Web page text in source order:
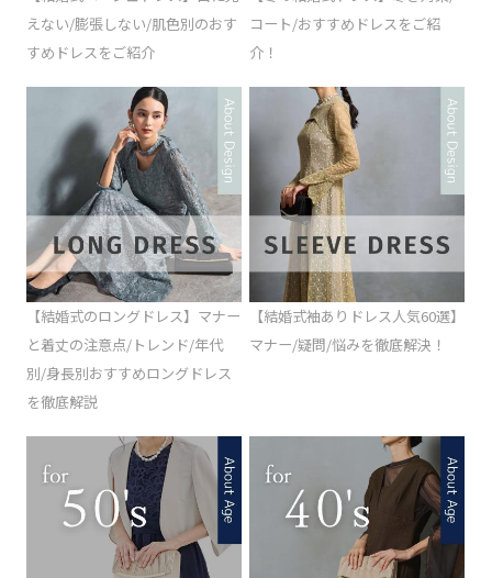
えない/膨張しない/肌色別のおす
すめドレスをご紹介
コート/おすすめドレスをご紹
介！
【結婚式のロングドレス】マナー
と着丈の注意点/トレンド/年代
別/身長別おすすめロングドレス
を徹底解説
【結婚式袖ありドレス人気60選】
マナー/疑問/悩みを徹底解決！